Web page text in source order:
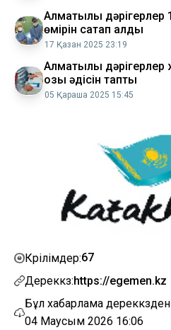
Алматылық
өмірін сақтап қалды
17 Қазан 2025 23:19
Алматылық
озық әдісін тапты
05 Қараша 2025 15:45
Көрілімдер:67
Дереккөз:https://egemen.kz
Бұл хабарлама
04 Маусым 2026 16:06